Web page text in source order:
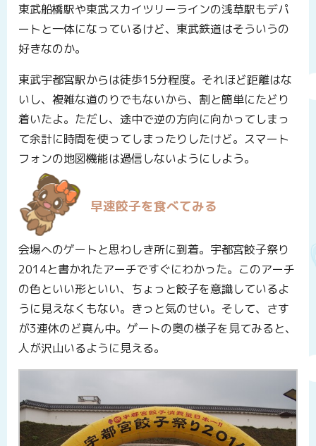
東武船橋駅や東武スカイツリーラインの浅草駅もデパ
ートと一体になっているけど、東武鉄道はそういうの
好きなのか。
東武宇都宮駅からは徒歩15分程度。それほど距離はな
いし、複雑な道のりでもないから、割と簡単にたどり
着いたよ。ただし、途中で逆の方向に向かってしまっ
て余計に時間を使ってしまったりしたけど。スマート
フォンの地図機能は過信しないようにしよう。
早速餃子を食べてみる
会場へのゲートと思わしき所に到着。宇都宮餃子祭り
2014と書かれたアーチですぐにわかった。このアーチ
の色といい形といい、ちょっと餃子を意識しているよ
うに見えなくもない。きっと気のせい。そして、さす
が3連休のど真ん中。ゲートの奥の様子を見てみると、
人が沢山いるように見える。